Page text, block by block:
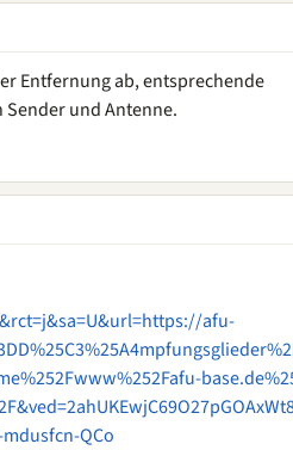
Entfernung ab, entsprechende
und Antenne.
afu-
mdusfcn-QCo